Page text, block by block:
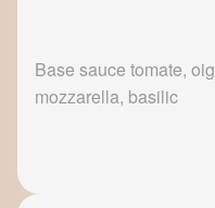
Base sauce tomate,
mozzarella, basilic